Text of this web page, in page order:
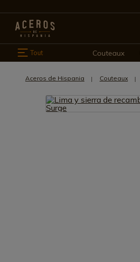
Tout Couteaux
Aceros de Hispania Couteaux